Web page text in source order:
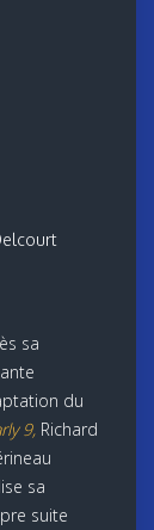
sa
du
9, Richard
sa
suite